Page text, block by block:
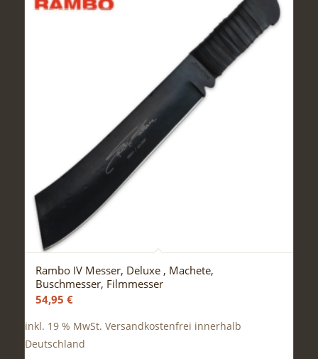
Rambo IV Messer, Deluxe , Machete,
Buschmesser, Filmmesser
54,95 €
inkl. 19 % MwSt. Versandkostenfrei innerhalb
Deutschland